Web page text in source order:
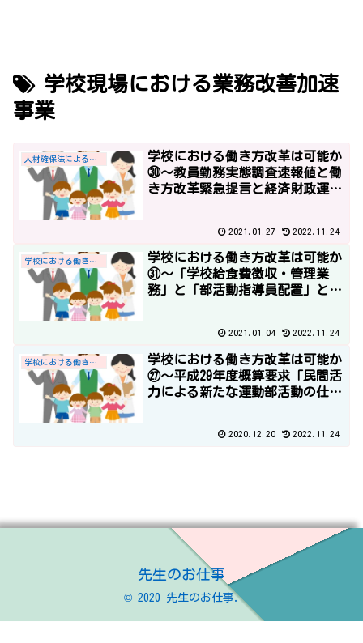
学校現場における業務改善加速
事業
人材確保法による教員給与の優遇措置
学校における働き方改革は可能か
㉚～教員勤務実態調査速報値と働
き方改革緊急提言と経済財政運営
2021.01.27 2022.11.24
学校における働き方改革
学校における働き方改革は可能か
㉛～「学校給食費徴収・管理業
務」と「部活動指導員配置」と平
2021.01.04 2022.11.24
学校における働き方改革
学校における働き方改革は可能か
㉗～平成29年度概算要求「民間活
力による新たな運動部活動の仕組
の改善計画」～2020.12.20 2022.11.24
先生のお仕事
© 2020 先生のお仕事.